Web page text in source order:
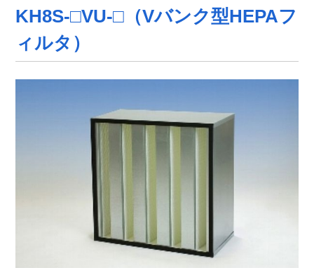
KH8S-□VU-□（Vバンク型HEPAフ
ィルタ）